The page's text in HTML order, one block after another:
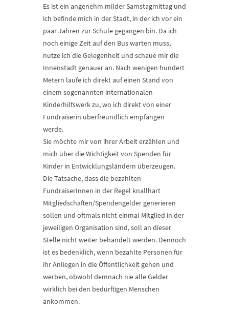
Es ist ein angenehm milder Samstagmittag und
ich befinde mich in der Stadt, in der ich vor ein
paar Jahren zur Schule gegangen bin. Da ich
noch einige Zeit auf den Bus warten muss,
nutze ich die Gelegenheit und schaue mir die
Innenstadt genauer an. Nach wenigen hundert
Metern laufe ich direkt auf einen Stand von
einem sogenannten internationalen
Kinderhilfswerk zu, wo ich direkt von einer
Fundraiserin überfreundlich empfangen
werde.
Sie möchte mir von ihrer Arbeit erzählen und
mich über die Wichtigkeit von Spenden für
Kinder in Entwicklungsländern überzeugen.
Die Tatsache, dass die bezahlten
FundraiserInnen in der Regel knallhart
Mitgliedschaften/Spendengelder generieren
sollen und oftmals nicht einmal Mitglied in der
jeweiligen Organisation sind, soll an dieser
Stelle nicht weiter behandelt werden. Dennoch
ist es bedenklich, wenn bezahlte Personen für
ihr Anliegen in die Öffentlichkeit gehen und
werben, obwohl demnach nie alle Gelder
wirklich bei den bedürftigen Menschen
ankommen.